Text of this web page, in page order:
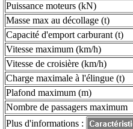
Puissance moteurs (kN)
Masse max au décollage (t)
Capacité d'emport carburant (t)
Vitesse maximum (km/h)
Vitesse de croisière (km/h)
Charge maximale à l'élingue (t)
Plafond maximum (m)
Nombre de passagers maximum
Plus d'informations :